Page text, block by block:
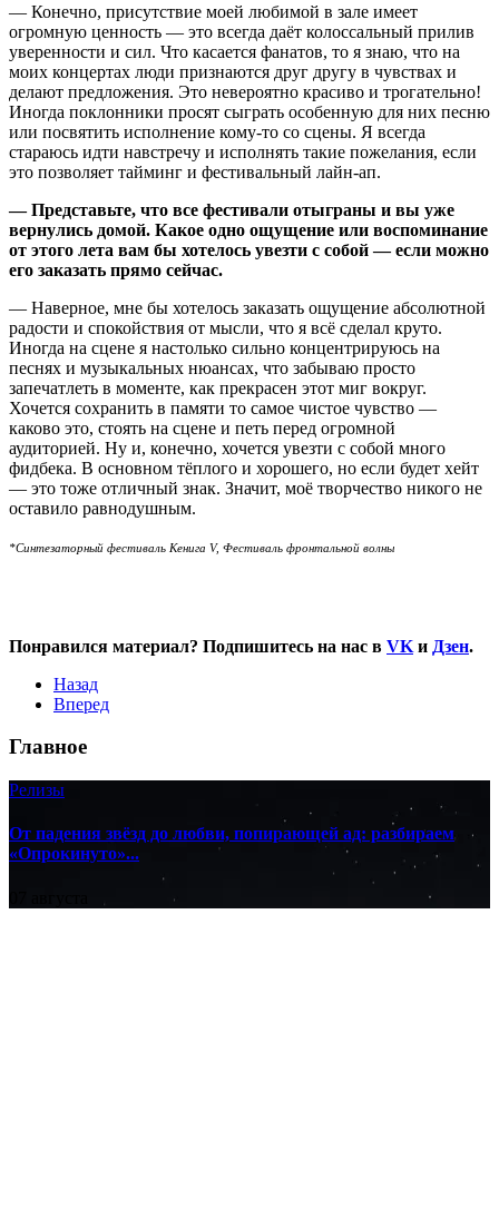
— Конечно, присутствие моей любимой в зале имеет
огромную ценность — это всегда даёт колоссальный прилив
уверенности и сил. Что касается фанатов, то я знаю, что на
моих концертах люди признаются друг другу в чувствах и
делают предложения. Это невероятно красиво и трогательно!
Иногда поклонники просят сыграть особенную для них песню
или посвятить исполнение кому-то со сцены. Я всегда
стараюсь идти навстречу и исполнять такие пожелания, если
это позволяет тайминг и фестивальный лайн-ап.
— Представьте, что все фестивали отыграны и вы уже
вернулись домой. Какое одно ощущение или воспоминание
от этого лета вам бы хотелось увезти с собой — если можно
его заказать прямо сейчас.
— Наверное, мне бы хотелось заказать ощущение абсолютной
радости и спокойствия от мысли, что я всё сделал круто.
Иногда на сцене я настолько сильно концентрируюсь на
песнях и музыкальных нюансах, что забываю просто
запечатлеть в моменте, как прекрасен этот миг вокруг.
Хочется сохранить в памяти то самое чистое чувство —
каково это, стоять на сцене и петь перед огромной
аудиторией. Ну и, конечно, хочется увезти с собой много
фидбека. В основном тёплого и хорошего, но если будет хейт
— это тоже отличный знак. Значит, моё творчество никого не
оставило равнодушным.
*Синтезаторный фестиваль Кенига V, Фестиваль фронтальной волны
Понравился материал? Подпишитесь на нас в VK и Дзен.
Назад
Вперед
Главное
Релизы
От падения звёзд до любви, попирающей ад: разбираем
«Опрокинуто»...